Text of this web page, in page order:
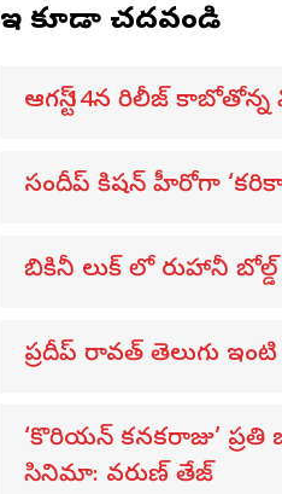
ఇవి కూడా చదవండి
ఆగస్ట్ 14న రిలీజ్ కాబోతోన్న
సందీప్ కిషన్ హీరోగా
బికినీ లుక్ లో రుహానీ బోల్డ్
ప్రదీప్ రావత్ తెలుగు
‘కొరియన్ కనకరాజు’
సినిమా: వరుణ్ తేజ్